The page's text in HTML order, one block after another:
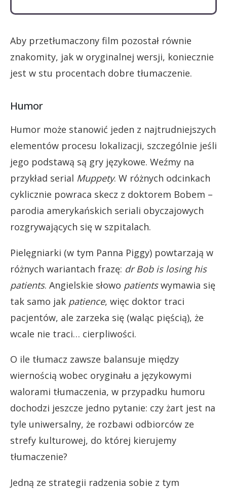
Aby przetłumaczony film pozostał równie
znakomity, jak w oryginalnej wersji, koniecznie
jest w stu procentach dobre tłumaczenie.
Humor
Humor może stanowić jeden z najtrudniejszych
elementów procesu lokalizacji, szczególnie jeśli
jego podstawą są gry językowe. Weźmy na
przykład serial Muppety. W różnych odcinkach
cyklicznie powraca skecz z doktorem Bobem –
parodia amerykańskich seriali obyczajowych
rozgrywających się w szpitalach.
Pielęgniarki (w tym Panna Piggy) powtarzają w
różnych wariantach frazę: dr Bob is losing his
patients. Angielskie słowo patientswymawia się
tak samo jak patience, więc doktor traci
pacjentów, ale zarzeka się (waląc pięścią), że
wcale nie traci… cierpliwości.
O ile tłumacz zawsze balansuje między
wiernością wobec oryginału a językowymi
walorami tłumaczenia, w przypadku humoru
dochodzi jeszcze jedno pytanie: czy żart jest na
tyle uniwersalny, że rozbawi odbiorców ze
strefy kulturowej, do której kierujemy
tłumaczenie?
Jedną ze strategii radzenia sobie z tym